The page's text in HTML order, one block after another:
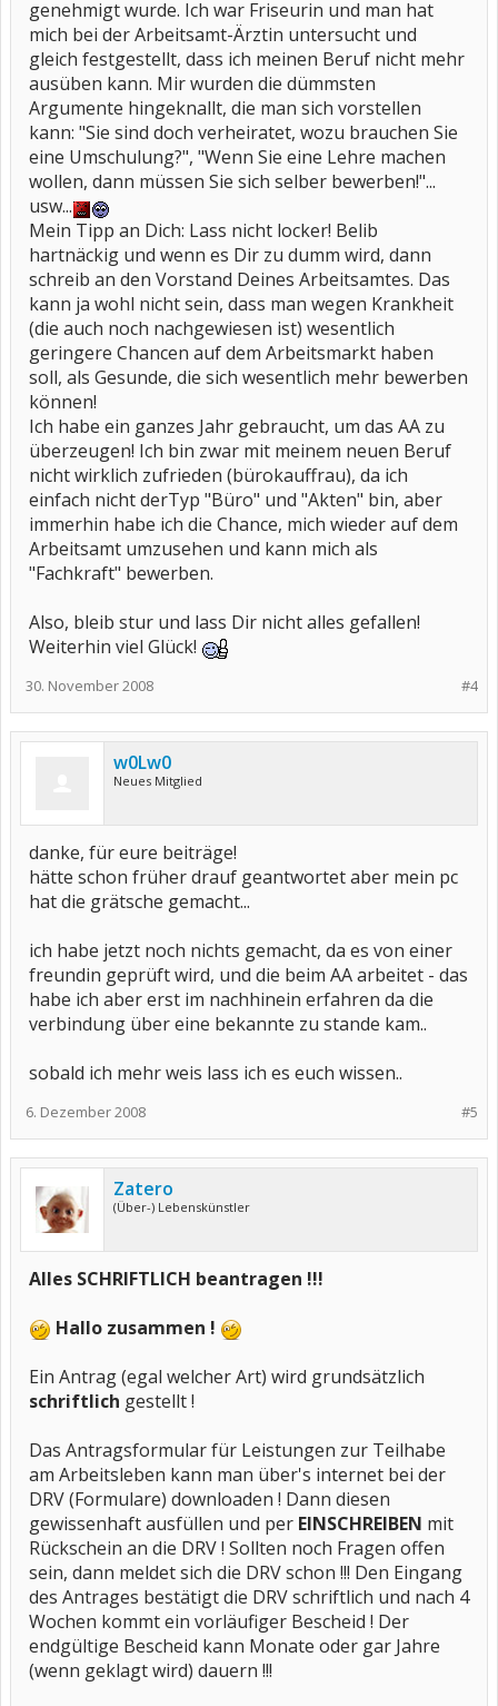
genehmigt wurde. Ich war Friseurin und man hat
mich bei der Arbeitsamt-Ärztin untersucht und
gleich festgestellt, dass ich meinen Beruf nicht mehr
ausüben kann. Mir wurden die dümmsten
Argumente hingeknallt, die man sich vorstellen
kann: "Sie sind doch verheiratet, wozu brauchen Sie
eine Umschulung?", "Wenn Sie eine Lehre machen
wollen, dann müssen Sie sich selber bewerben!"...
usw...
Mein Tipp an Dich: Lass nicht locker! Belib
hartnäckig und wenn es Dir zu dumm wird, dann
schreib an den Vorstand Deines Arbeitsamtes. Das
kann ja wohl nicht sein, dass man wegen Krankheit
(die auch noch nachgewiesen ist) wesentlich
geringere Chancen auf dem Arbeitsmarkt haben
soll, als Gesunde, die sich wesentlich mehr bewerben
können!
Ich habe ein ganzes Jahr gebraucht, um das AA zu
überzeugen! Ich bin zwar mit meinem neuen Beruf
nicht wirklich zufrieden (bürokauffrau), da ich
einfach nicht derTyp "Büro" und "Akten" bin, aber
immerhin habe ich die Chance, mich wieder auf dem
Arbeitsamt umzusehen und kann mich als
"Fachkraft" bewerben.
Also, bleib stur und lass Dir nicht alles gefallen!
Weiterhin viel Glück!
#4
30. November 2008
w0Lw0
Neues Mitglied
danke, für eure beiträge!
hätte schon früher drauf geantwortet aber mein pc
hat die grätsche gemacht...
ich habe jetzt noch nichts gemacht, da es von einer
freundin geprüft wird, und die beim AA arbeitet - das
habe ich aber erst im nachhinein erfahren da die
verbindung über eine bekannte zu stande kam..
sobald ich mehr weis lass ich es euch wissen..
#5
6. Dezember 2008
Zatero
(Über-) Lebenskünstler
Alles SCHRIFTLICH beantragen !!!
Hallo zusammen !
Ein Antrag (egal welcher Art) wird grundsätzlich
schriftlich gestellt !
Das Antragsformular für Leistungen zur Teilhabe
am Arbeitsleben kann man über's internet bei der
DRV (Formulare) downloaden ! Dann diesen
gewissenhaft ausfüllen und per EINSCHREIBEN mit
Rückschein an die DRV ! Sollten noch Fragen offen
sein, dann meldet sich die DRV schon !!! Den Eingang
des Antrages bestätigt die DRV schriftlich und nach 4
Wochen kommt ein vorläufiger Bescheid ! Der
endgültige Bescheid kann Monate oder gar Jahre
(wenn geklagt wird) dauern !!!